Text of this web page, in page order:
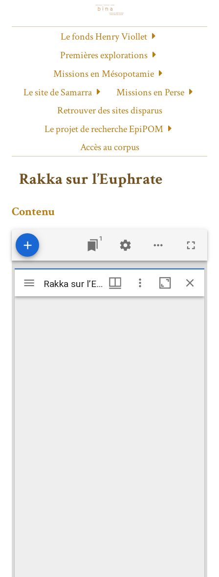
Le fonds Henry Viollet
Premières explorations
Missions en Mésopotamie
Le site de Samarra
Missions en Perse
Retrouver des sites disparus
Le projet de recherche EpiPOM
Accès au corpus
Rakka sur l’Euphrate
Contenu
1
Mirador
viewer
Rakka sur l’Euphrate
Rakka sur l’Euphrate